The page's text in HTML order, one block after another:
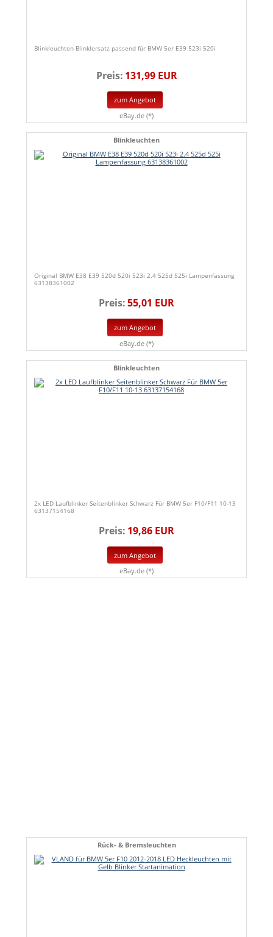
Blinkleuchten Blinklersatz passend für BMW 5er E39 523i 520i
Preis: 131,99 EUR
zum Angebot
eBay.de (*)
Blinkleuchten
Original BMW E38 E39 520d 520i 523i 2.4 525d 525i Lampenfassung
63138361002
Preis:55,01 EUR
zum Angebot
eBay.de (*)
Blinkleuchten
2x LED Laufblinker Seitenblinker Schwarz Für BMW 5er F10/F11 10-13
63137154168
Preis: 19,86 EUR
zum Angebot
eBay.de (*)
Rück- & Bremsleuchten